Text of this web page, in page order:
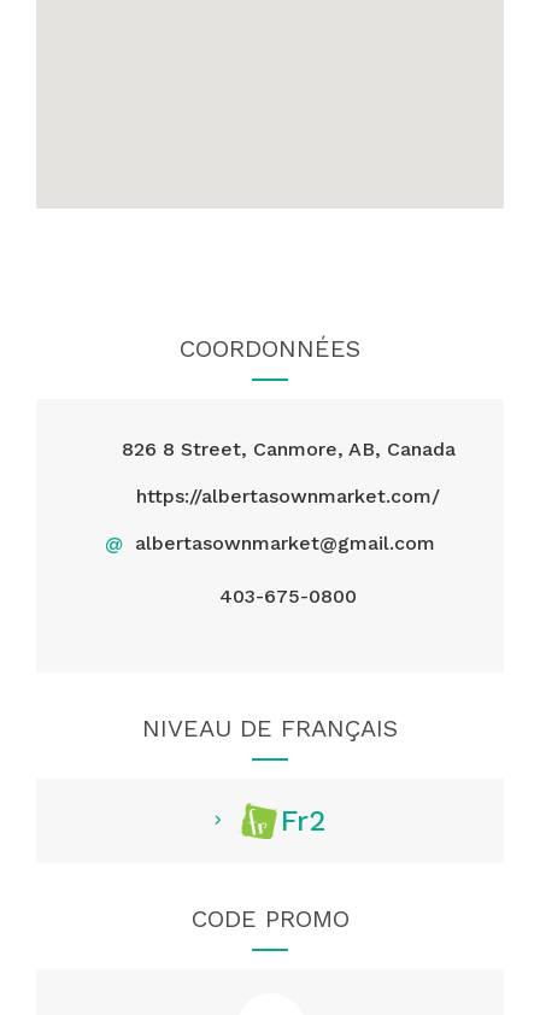
COORDONNÉES
826 8 Street, Canmore, AB, Canada
https://albertasownmarket.com/
@ albertasownmarket@gmail.com
403-675-0800
NIVEAU DE FRANÇAIS
Fr2
CODE PROMO